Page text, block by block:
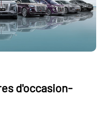
d'occasion-